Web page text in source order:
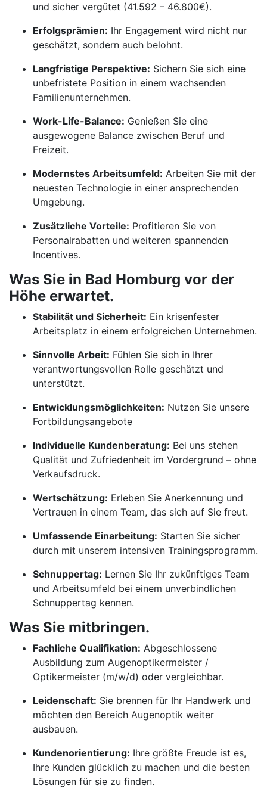
und sicher vergütet (41.592 – 46.800€).
Erfolgsprämien: Ihr Engagement wird nicht nur
geschätzt, sondern auch belohnt.
Langfristige Perspektive: Sichern Sie sich eine
unbefristete Position in einem wachsenden
Familienunternehmen.
Work-Life-Balance: Genießen Sie eine
ausgewogene Balance zwischen Beruf und
Freizeit.
Modernstes Arbeitsumfeld: Arbeiten Sie mit der
neuesten Technologie in einer ansprechenden
Umgebung.
Zusätzliche Vorteile: Profitieren Sie von
Personalrabatten und weiteren spannenden
Incentives.
Was Sie in Bad Homburg vor der
Höhe erwartet.
Stabilität und Sicherheit: Ein krisenfester
Arbeitsplatz in einem erfolgreichen Unternehmen.
Sinnvolle Arbeit: Fühlen Sie sich in Ihrer
verantwortungsvollen Rolle geschätzt und
unterstützt.
Entwicklungsmöglichkeiten: Nutzen Sie unsere
Fortbildungsangebote
Individuelle Kundenberatung: Bei uns stehen
Qualität und Zufriedenheit im Vordergrund – ohne
Verkaufsdruck.
Wertschätzung: Erleben Sie Anerkennung und
Vertrauen in einem Team, das sich auf Sie freut.
Umfassende Einarbeitung: Starten Sie sicher
durch mit unserem intensiven Trainingsprogramm.
Schnuppertag: Lernen Sie Ihr zukünftiges Team
und Arbeitsumfeld bei einem unverbindlichen
Schnuppertag kennen.
Was Sie mitbringen.
Fachliche Qualifikation: Abgeschlossene
Ausbildung zum Augenoptikermeister /
Optikermeister (m/w/d) oder vergleichbar.
Leidenschaft: Sie brennen für Ihr Handwerk und
möchten den Bereich Augenoptik weiter
ausbauen.
Kundenorientierung: Ihre größte Freude ist es,
Ihre Kunden glücklich zu machen und die besten
Lösungen für sie zu finden.